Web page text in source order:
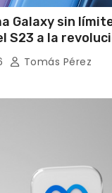
Galaxy sin
S23 a la
Tomás Pérez